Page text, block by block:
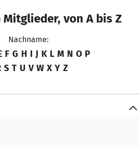
Mitglieder, von A bis Z
Nachname:
F G H I J K L M N O P
S T U V W X Y Z